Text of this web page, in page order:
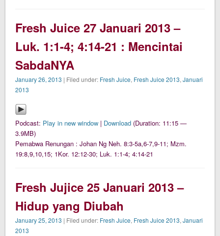
Fresh Juice 27 Januari 2013 –
Luk. 1:1-4; 4:14-21 : Mencintai
SabdaNYA
January 26, 2013 | Filed under: Fresh Juice, Fresh Juice 2013,Januari
2013
Podcast: Play in new window | Download (Duration: 11:15 —
3.9MB)
Pemabwa Renungan : Johan Ng Neh. 8:3-5a,6-7,9-11; Mzm.
19:8,9,10,15; 1Kor. 12:12-30; Luk. 1:1-4; 4:14-21
Fresh Jujice 25 Januari 2013 –
Hidup yang Diubah
January 25, 2013 | Filed under: Fresh Juice, Fresh Juice 2013,Januari
2013